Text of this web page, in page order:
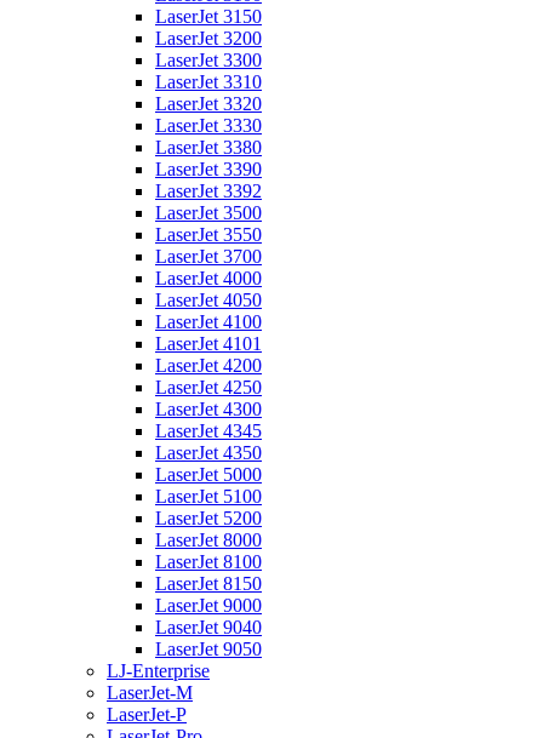
LaserJet 3150
LaserJet 3200
LaserJet 3300
LaserJet 3310
LaserJet 3320
LaserJet 3330
LaserJet 3380
LaserJet 3390
LaserJet 3392
LaserJet 3500
LaserJet 3550
LaserJet 3700
LaserJet 4000
LaserJet 4050
LaserJet 4100
LaserJet 4101
LaserJet 4200
LaserJet 4250
LaserJet 4300
LaserJet 4345
LaserJet 4350
LaserJet 5000
LaserJet 5100
LaserJet 5200
LaserJet 8000
LaserJet 8100
LaserJet 8150
LaserJet 9000
LaserJet 9040
LaserJet 9050
LJ-Enterprise
LaserJet-M
LaserJet-P